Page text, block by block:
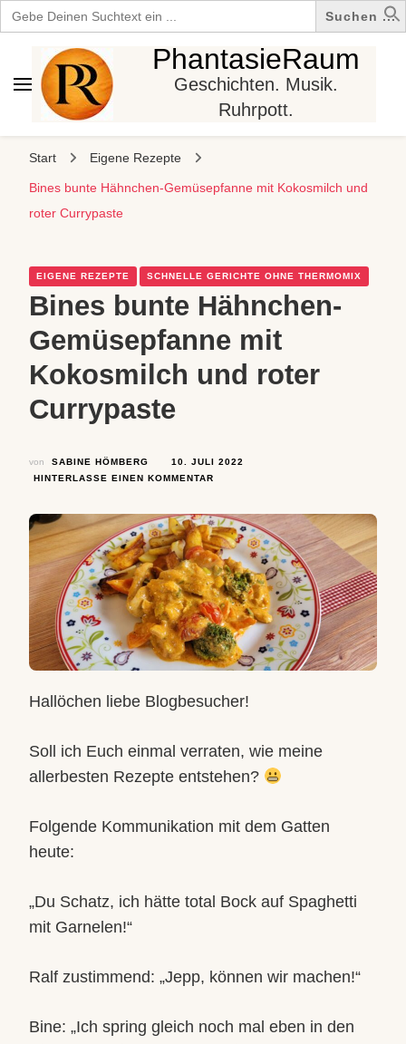
Search
for:
PhantasieRaum
Geschichten. Musik.
Ruhrpott.
Start Eigene Rezepte
Bines bunte Hähnchen-Gemüsepfanne mit Kokosmilch und
roter Currypaste
EIGENE REZEPTE SCHNELLE GERICHTE OHNE THERMOMIX
Bines bunte Hähnchen-
Gemüsepfanne mit
Kokosmilch und roter
Currypaste
von SABINE HÖMBERG
10. JULI 2022
HINTERLASSE EINEN KOMMENTAR
HÄHNCHEN-
GEMÜSEPFANNE
MIT
KOKOSMILCH
UND
ROTER
CURRYPASTE
Hallöchen liebe Blogbesucher!
Soll ich Euch einmal verraten, wie meine
allerbesten Rezepte entstehen?
Folgende Kommunikation mit dem Gatten
heute:
„Du Schatz, ich hätte total Bock auf Spaghetti
mit Garnelen!“
Ralf zustimmend: „Jepp, können wir machen!“
Bine: „Ich spring gleich noch mal eben in den